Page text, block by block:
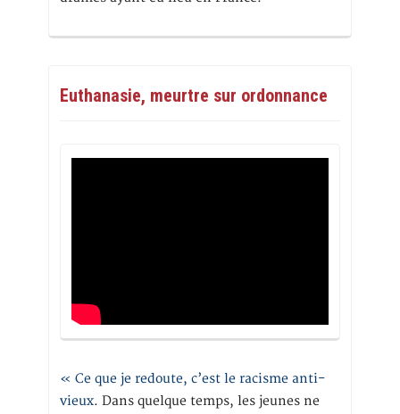
Euthanasie, meurtre sur ordonnance
« Ce que je redoute, c’est le racisme anti-
vieux. Dans quelque temps, les jeunes ne